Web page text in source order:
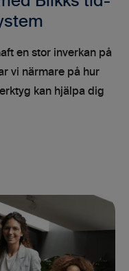
en stor inverkan på
vi närmare på hur
kan hjälpa dig